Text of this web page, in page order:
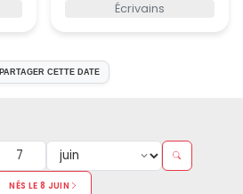
Écrivains
PARTAGER CETTE DATE
NÉS LE 8 JUIN